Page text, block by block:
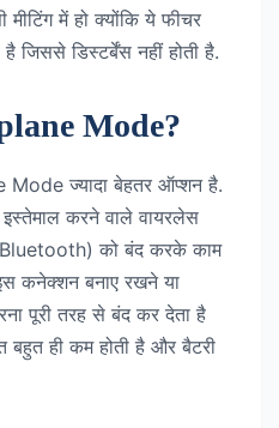
में हो क्योंकि ये फीचर
जिससे डिस्टर्बेंस नहीं होती है.
Mode?
Mode ज्यादा बेहतर ऑप्शन है.
करने वाले वायरलेस
को बंद करके काम
कनेक्शन बनाए रखने या
पूरी तरह से बंद कर देता है
ही कम होती है और बैटरी